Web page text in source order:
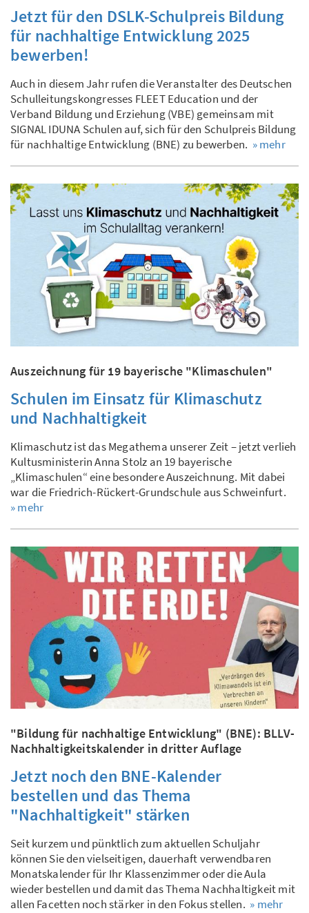
Jetzt für den DSLK-Schulpreis Bildung
für nachhaltige Entwicklung 2025
bewerben!
Auch in diesem Jahr rufen die Veranstalter des Deutschen
Schulleitungskongresses FLEET Education und der
Verband Bildung und Erziehung (VBE) gemeinsam mit
SIGNAL IDUNA Schulen auf, sich für den Schulpreis Bildung
für nachhaltige Entwicklung (BNE) zu bewerben. » mehr
Auszeichnung für 19 bayerische "Klimaschulen"
Schulen im Einsatz für Klimaschutz
und Nachhaltigkeit
Klimaschutz ist das Megathema unserer Zeit – jetzt verlieh
Kultusministerin Anna Stolz an 19 bayerische
„Klimaschulen“ eine besondere Auszeichnung. Mit dabei
war die Friedrich-Rückert-Grundschule aus Schweinfurt.
» mehr
"Bildung für nachhaltige Entwicklung" (BNE): BLLV-
Nachhaltigkeitskalender in dritter Auflage
Jetzt noch den BNE-Kalender
bestellen und das Thema
"Nachhaltigkeit" stärken
Seit kurzem und pünktlich zum aktuellen Schuljahr
können Sie den vielseitigen, dauerhaft verwendbaren
Monatskalender für Ihr Klassenzimmer oder die Aula
wieder bestellen und damit das Thema Nachhaltigkeit mit
allen Facetten noch stärker in den Fokus stellen. » mehr